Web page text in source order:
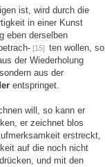
ist, wird durch die
in einer Kunst
eben derselben
[15] ten wollen, so
der Wiederholung
aus der
entspringet.
will, so kann er
er zeichnet blos
erstreckt,
auf die noch nicht
und mit den